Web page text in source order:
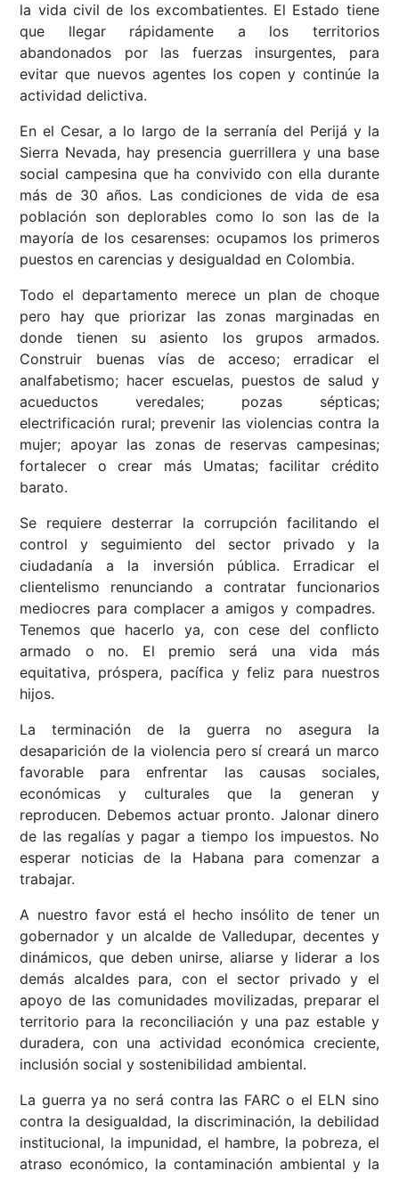
la vida civil de los excombatientes. El Estado tiene
que llegar rápidamente a los territorios
abandonados por las fuerzas insurgentes, para
evitar que nuevos agentes los copen y continúe la
actividad delictiva.
En el Cesar, a lo largo de la serranía del Perijá y la
Sierra Nevada, hay presencia guerrillera y una base
social campesina que ha convivido con ella durante
más de 30 años. Las condiciones de vida de esa
población son deplorables como lo son las de la
mayoría de los cesarenses: ocupamos los primeros
puestos en carencias y desigualdad en Colombia.
Todo el departamento merece un plan de choque
pero hay que priorizar las zonas marginadas en
donde tienen su asiento los grupos armados.
Construir buenas vías de acceso; erradicar el
analfabetismo; hacer escuelas, puestos de salud y
acueductos veredales; pozas sépticas;
electrificación rural; prevenir las violencias contra la
mujer; apoyar las zonas de reservas campesinas;
fortalecer o crear más Umatas; facilitar crédito
barato.
Se requiere desterrar la corrupción facilitando el
control y seguimiento del sector privado y la
ciudadanía a la inversión pública. Erradicar el
clientelismo renunciando a contratar funcionarios
mediocres para complacer a amigos y compadres.
Tenemos que hacerlo ya, con cese del conflicto
armado o no. El premio será una vida más
equitativa, próspera, pacífica y feliz para nuestros
hijos.
La terminación de la guerra no asegura la
desaparición de la violencia pero sí creará un marco
favorable para enfrentar las causas sociales,
económicas y culturales que la generan y
reproducen. Debemos actuar pronto. Jalonar dinero
de las regalías y pagar a tiempo los impuestos. No
esperar noticias de la Habana para comenzar a
trabajar.
A nuestro favor está el hecho insólito de tener un
gobernador y un alcalde de Valledupar, decentes y
dinámicos, que deben unirse, aliarse y liderar a los
demás alcaldes para, con el sector privado y el
apoyo de las comunidades movilizadas, preparar el
territorio para la reconciliación y una paz estable y
duradera, con una actividad económica creciente,
inclusión social y sostenibilidad ambiental.
La guerra ya no será contra las FARC o el ELN sino
contra la desigualdad, la discriminación, la debilidad
institucional, la impunidad, el hambre, la pobreza, el
atraso económico, la contaminación ambiental y la